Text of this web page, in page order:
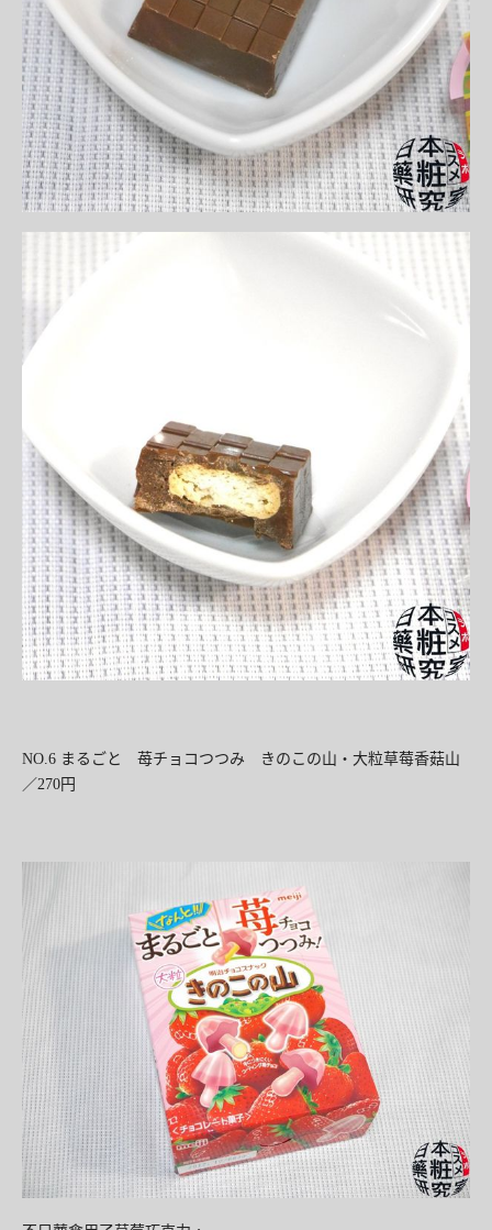
NO.6 まるごと 苺チョコつつみ きのこの山・ 大粒草莓香菇山
／270円